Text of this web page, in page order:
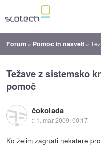
Forum » Pomoč in nasveti »
Težave z sistemsko
pomoč
čokolada
:: 1. mar 2009, 00:17
Ko želim zagnati nekatere